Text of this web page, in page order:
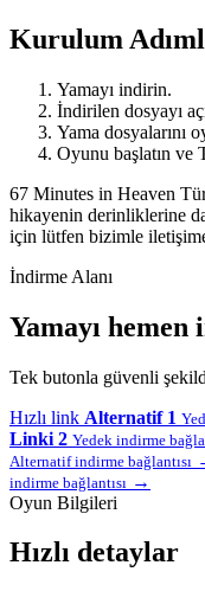
Kurulum
Yamayı indirin.
İndirilen dosyayı
Yama dosyalarını
Oyunu başlatın ve
67 Minutes in Heaven
hikayenin derinliklerine
için lütfen bizimle
İndirme Alanı
Yamayı hemen
Tek butonla güvenli
Hızlı link Alternatif 1
Linki 2 Yedek indirme
Alternatif indirme bağlantısı
indirme bağlantısı →
Oyun Bilgileri
Hızlı detaylar